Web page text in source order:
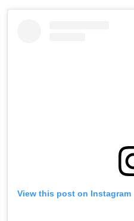
View this post on Instagram